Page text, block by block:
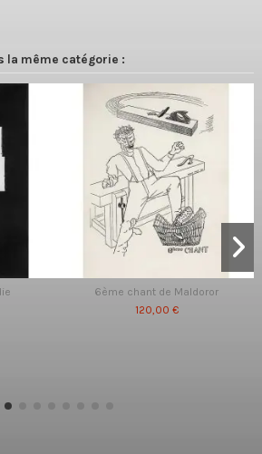
la même catégorie :
6ème chant de Maldoror
120,00 €